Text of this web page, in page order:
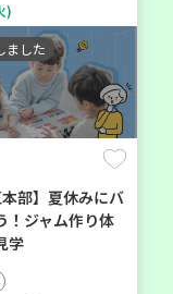
)
ました
本部】夏休みにバ
！ジャム作り体
学